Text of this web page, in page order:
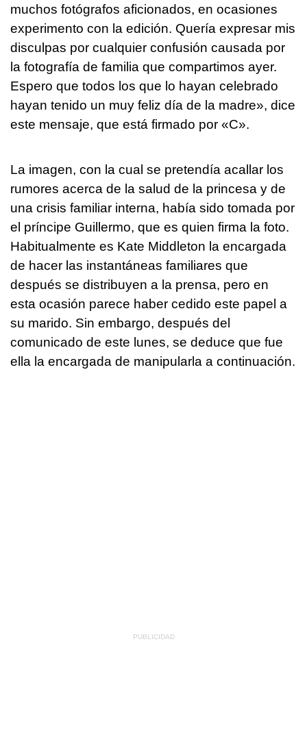
muchos fotógrafos aficionados, en ocasiones
experimento con la edición. Quería expresar mis
disculpas por cualquier confusión causada por
la fotografía de familia que compartimos ayer.
Espero que todos los que lo hayan celebrado
hayan tenido un muy feliz día de la madre», dice
este mensaje, que está firmado por «C».
La imagen, con la cual se pretendía acallar los
rumores acerca de la salud de la princesa y de
una crisis familiar interna, había sido tomada por
el príncipe Guillermo, que es quien firma la foto.
Habitualmente es Kate Middleton la encargada
de hacer las instantáneas familiares que
después se distribuyen a la prensa, pero en
esta ocasión parece haber cedido este papel a
su marido. Sin embargo, después del
comunicado de este lunes, se deduce que fue
ella la encargada de manipularla a continuación.